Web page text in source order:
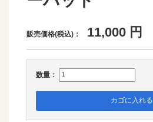
販売価格(税込)： 11,000 円
数量：
カゴに入れる